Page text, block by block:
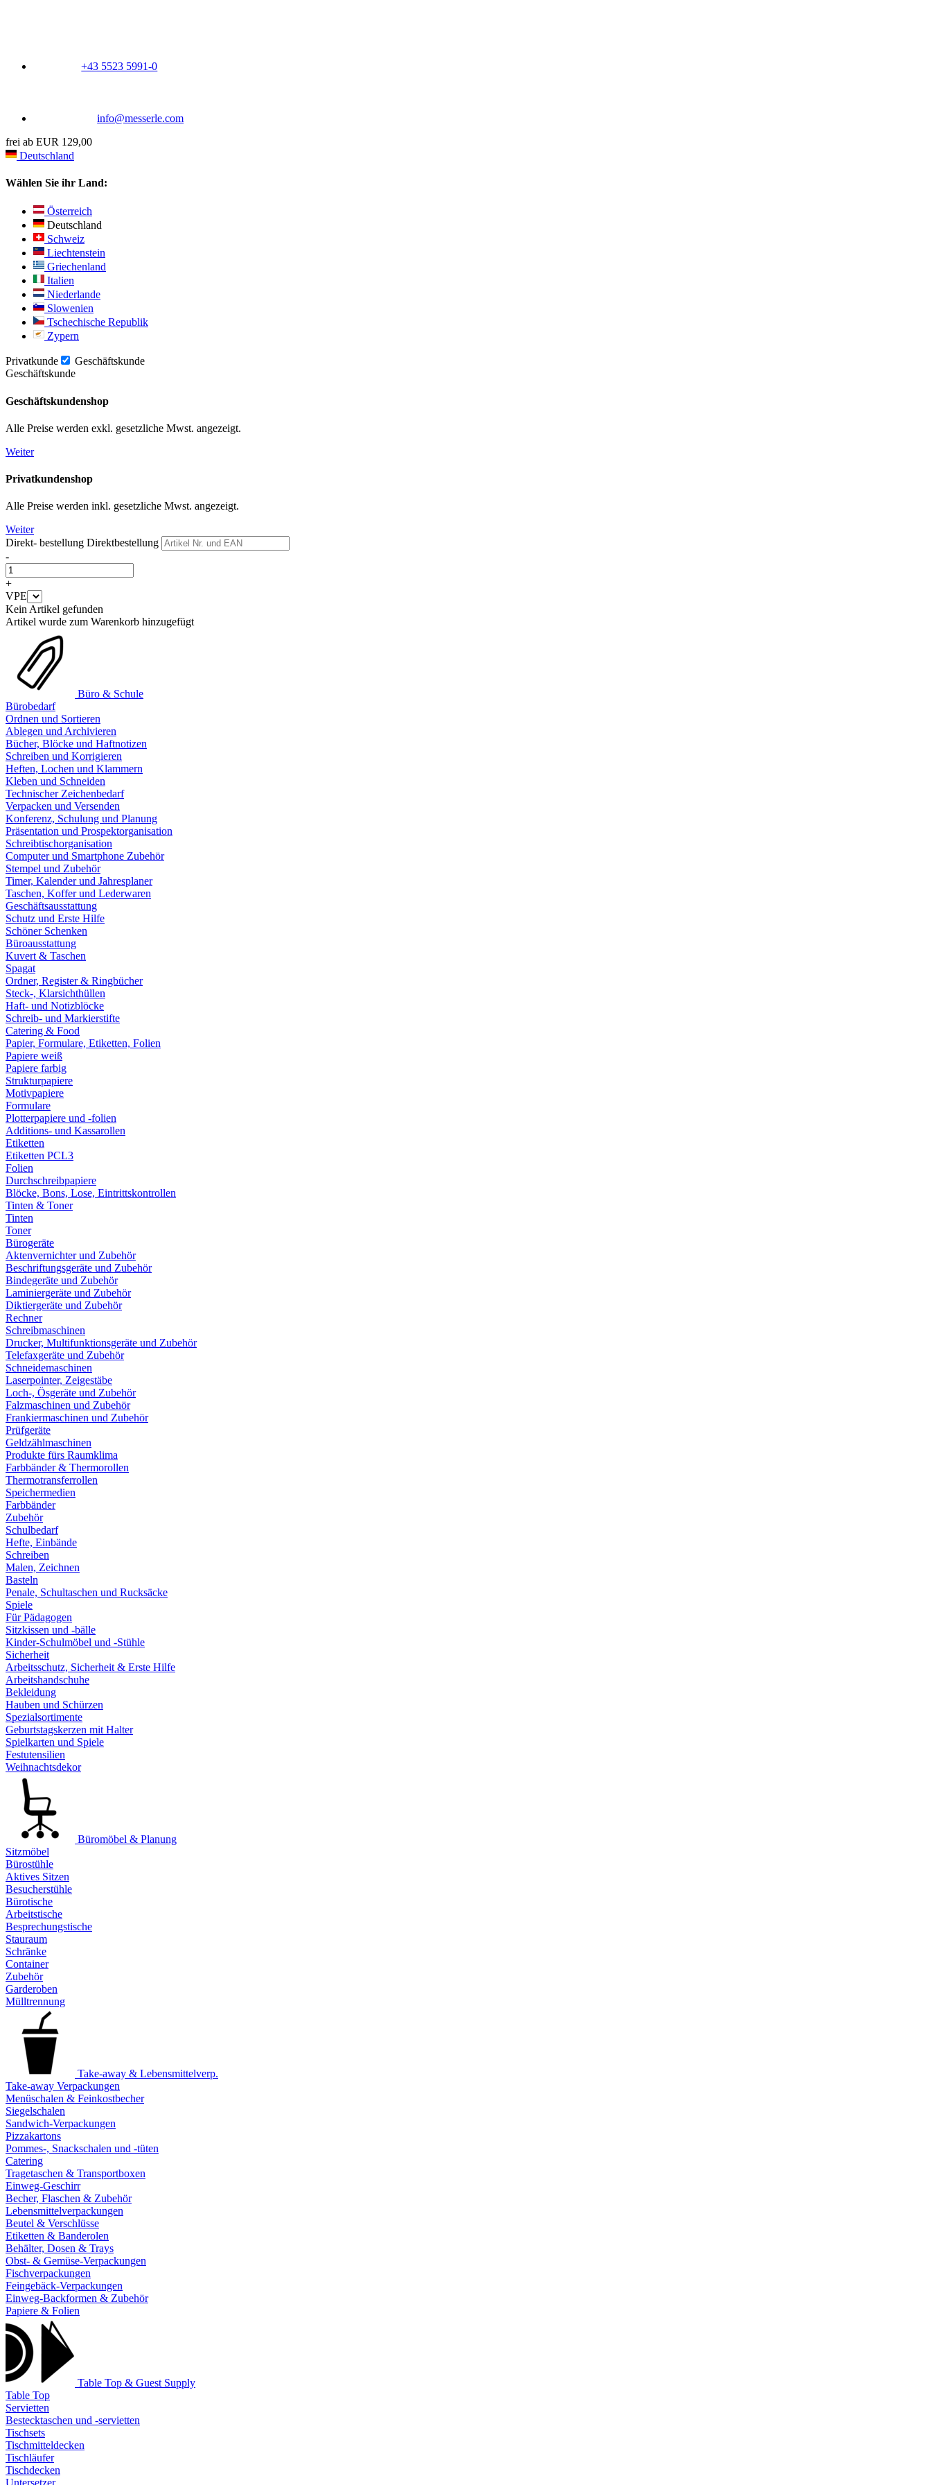
+43 5523 5991-0
info@messerle.com
frei ab EUR 129,00
Deutschland
Wählen Sie ihr Land:
Österreich
Deutschland
Schweiz
Liechtenstein
Griechenland
Italien
Niederlande
Slowenien
Tschechische Republik
Zypern
Privatkunde
Geschäftskunde
Geschäftskunde
Geschäftskundenshop
Alle Preise werden exkl. gesetzliche Mwst. angezeigt.
Weiter
Privatkundenshop
Alle Preise werden inkl. gesetzliche Mwst. angezeigt.
Weiter
Direkt- bestellung Direktbestellung
-
+
VPE
Kein Artikel gefunden
Artikel wurde zum Warenkorb hinzugefügt
Büro & Schule
Bürobedarf
Ordnen und Sortieren
Ablegen und Archivieren
Bücher, Blöcke und Haftnotizen
Schreiben und Korrigieren
Heften, Lochen und Klammern
Kleben und Schneiden
Technischer Zeichenbedarf
Verpacken und Versenden
Konferenz, Schulung und Planung
Präsentation und Prospektorganisation
Schreibtischorganisation
Computer und Smartphone Zubehör
Stempel und Zubehör
Timer, Kalender und Jahresplaner
Taschen, Koffer und Lederwaren
Geschäftsausstattung
Schutz und Erste Hilfe
Schöner Schenken
Büroausstattung
Kuvert & Taschen
Spagat
Ordner, Register & Ringbücher
Steck-, Klarsichthüllen
Haft- und Notizblöcke
Schreib- und Markierstifte
Catering & Food
Papier, Formulare, Etiketten, Folien
Papiere weiß
Papiere farbig
Strukturpapiere
Motivpapiere
Formulare
Plotterpapiere und -folien
Additions- und Kassarollen
Etiketten
Etiketten PCL3
Folien
Durchschreibpapiere
Blöcke, Bons, Lose, Eintrittskontrollen
Tinten & Toner
Tinten
Toner
Bürogeräte
Aktenvernichter und Zubehör
Beschriftungsgeräte und Zubehör
Bindegeräte und Zubehör
Laminiergeräte und Zubehör
Diktiergeräte und Zubehör
Rechner
Schreibmaschinen
Drucker, Multifunktionsgeräte und Zubehör
Telefaxgeräte und Zubehör
Schneidemaschinen
Laserpointer, Zeigestäbe
Loch-, Ösgeräte und Zubehör
Falzmaschinen und Zubehör
Frankiermaschinen und Zubehör
Prüfgeräte
Geldzählmaschinen
Produkte fürs Raumklima
Farbbänder & Thermorollen
Thermotransferrollen
Speichermedien
Farbbänder
Zubehör
Schulbedarf
Hefte, Einbände
Schreiben
Malen, Zeichnen
Basteln
Penale, Schultaschen und Rucksäcke
Spiele
Für Pädagogen
Sitzkissen und -bälle
Kinder-Schulmöbel und -Stühle
Sicherheit
Arbeitsschutz, Sicherheit & Erste Hilfe
Arbeitshandschuhe
Bekleidung
Hauben und Schürzen
Spezialsortimente
Geburtstagskerzen mit Halter
Spielkarten und Spiele
Festutensilien
Weihnachtsdekor
Büromöbel & Planung
Sitzmöbel
Bürostühle
Aktives Sitzen
Besucherstühle
Bürotische
Arbeitstische
Besprechungstische
Stauraum
Schränke
Container
Zubehör
Garderoben
Mülltrennung
Take-away & Lebensmittelverp.
Take-away Verpackungen
Menüschalen & Feinkostbecher
Siegelschalen
Sandwich-Verpackungen
Pizzakartons
Pommes-, Snackschalen und -tüten
Catering
Tragetaschen & Transportboxen
Einweg-Geschirr
Becher, Flaschen & Zubehör
Lebensmittelverpackungen
Beutel & Verschlüsse
Etiketten & Banderolen
Behälter, Dosen & Trays
Obst- & Gemüse-Verpackungen
Fischverpackungen
Feingebäck-Verpackungen
Einweg-Backformen & Zubehör
Papiere & Folien
Table Top & Guest Supply
Table Top
Servietten
Bestecktaschen und -servietten
Tischsets
Tischmitteldecken
Tischläufer
Tischdecken